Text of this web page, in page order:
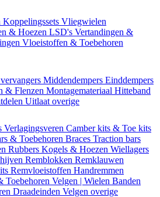
Koppelingssets Vliegwielen
& Hoezen LSD's Vertandingen &
Vloeistoffen & Toebehoren
Middendempers Einddempers
& Flenzen Montagemateriaal Hitteband
Uitlaat overige
Verlagingsveren Camber kits & Toe kits
& Toebehoren Braces Traction bars
Rubbers Kogels & Hoezen Wiellagers
Remblokken Remklauwen
Remvloeistoffen Handremmen
Toebehoren Velgen | Wielen Banden
Draadeinden Velgen overige